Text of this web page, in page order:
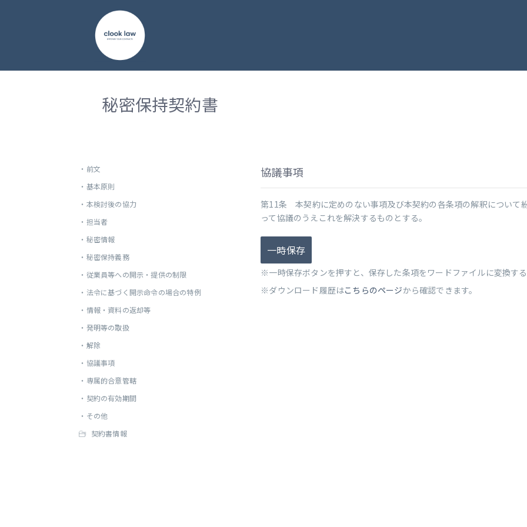
秘密保持契約書
・ 前文
・ 基本原則
・ 本検討後の協力
・ 担当者
・ 秘密情報
・ 秘密保持義務
・ 従業員等への開示・提供の制限
・ 法令に基づく開示命令の場合の特例
・ 情報・資料の返却等
・ 発明等の取扱
・ 解除
・ 協議事項
・ 専属的合意管轄
・ 契約の有効期間
・ その他
契約書情報
協議事項
第11条 本契約に定めのない事項及び本契約の各条項の解釈について
って協議のうえこれを解決するものとする。
一時保存
※一時保存ボタンを押すと、保存した条項をワードファイルに変換する
※ダウンロード履歴はこちらのページから確認できます。